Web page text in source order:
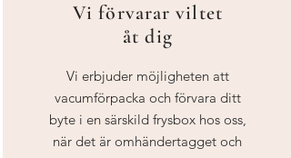
Vi förvarar viltet
åt dig
Vi erbjuder möjligheten att
vacumförpacka och förvara ditt
byte i en särskild frysbox hos oss,
när det är omhändertagget och